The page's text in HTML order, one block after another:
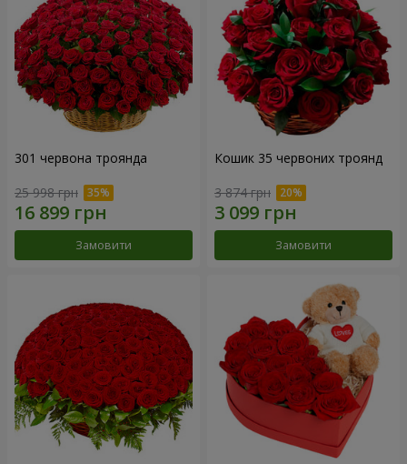
301 червона троянда
25 998 грн
Замовити
Кошик 35 червоних троянд
3 874 грн
Замовити